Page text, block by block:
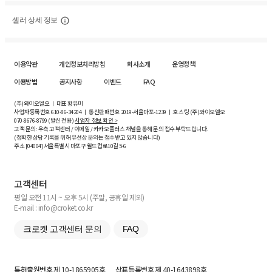
셀러 상세 정보
이용약관 개인정보처리방침 회사소개
운영정책
이용방법
공지사항 이벤트 FAQ
(주)와이오엘오 ㅣ 대표 황유미
사업자등록번호610-86-34204ㅣ 통신판매번호 2019-서울마포-1239 ㅣ 호스팅 (주)와이오엘오
070-8676-8799 (발신 전용)사업자 정보 확인 >
고객 문의: 우측 고객센터 / 이메일 / 카카오플러스 채널을 통해 문의 접수 부탁드립니다.
(정확한 상담 기록을 위해 유선상 문의는 접수받고 있지 않습니다)
주소 [04004] 서울특별시 마포구 월드컵로10길5-6
고객센터
평일 오전 11시 ~ 오후 5시 (주말, 공휴일 제외)
E-mail : info@croket.co.kr
크로켓 고객센터 문의 FAQ
특허출원번호제 10-1865905호 상표등록번호제 40-1643898호